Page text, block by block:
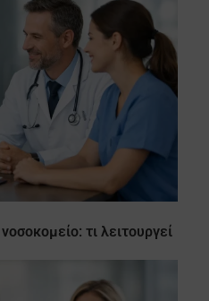
τι λειτουργεί